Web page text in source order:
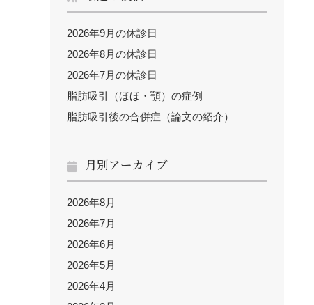
2026年9月の休診日
2026年8月の休診日
2026年7月の休診日
脂肪吸引（ほほ・顎）の症例
脂肪吸引後の合併症（論文の紹介）
月別アーカイブ
2026年8月
2026年7月
2026年6月
2026年5月
2026年4月